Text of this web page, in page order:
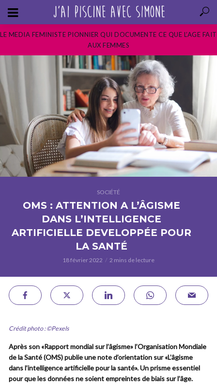
LE MEDIA FEMINISTE PIONNIER QUI DOCUMENTE CE QUE L’AGE FAIT
AUX FEMMES
SOCIÉTÉ
OMS : ATTENTION A L’ÂGISME
DANS L’INTELLIGENCE
ARTIFICIELLE DEVELOPPÉE POUR
LA SANTÉ
18 février 2022 2 mins de lecture
Crédit photo : ©Pexels
Après son «Rapport mondial sur l’âgisme» l’Organisation Mondiale
de la Santé (OMS) publie une note d’orientation sur «L’âgisme
dans l’intelligence artificielle pour la santé». Un prisme essentiel
pour que les données ne soient empreintes de biais sur l’âge.